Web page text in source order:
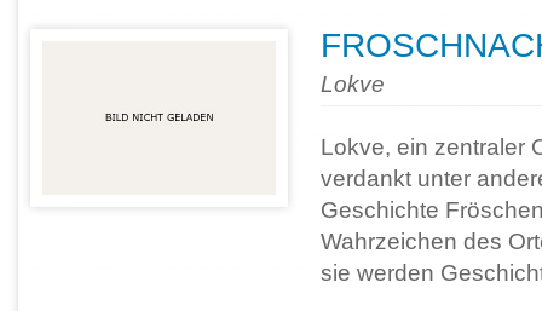
Lokve
Lokve, ein zentraler
verdankt unter
Geschichte
Wahrzeichen des
sie werden